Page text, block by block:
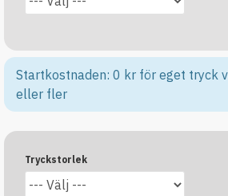
Startkostnaden: 0 kr för eget tryck
eller fler
Tryckstorlek